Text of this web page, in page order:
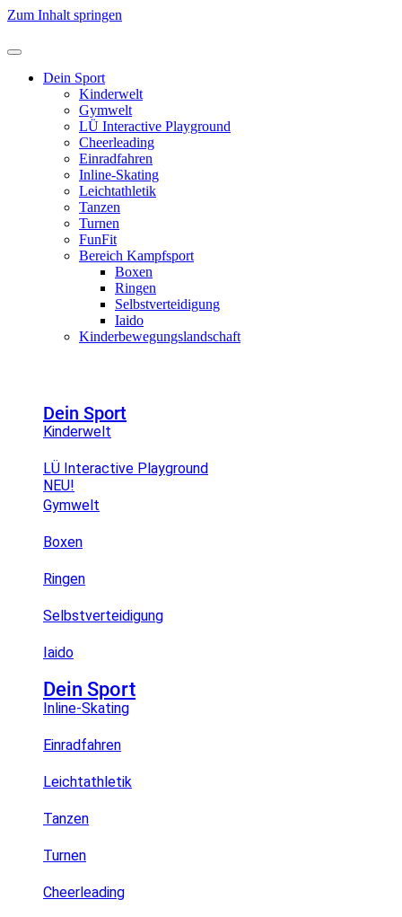
Zum Inhalt springen
Dein Sport
Kinderwelt
Gymwelt
LÜ Interactive Playground
Cheerleading
Einradfahren
Inline-Skating
Leichtathletik
Tanzen
Turnen
FunFit
Bereich Kampfsport
Boxen
Ringen
Selbstverteidigung
Iaido
Kinderbewegungslandschaft
Dein Sport
Kinderwelt
LÜ Interactive Playground
NEU!
Gymwelt
Boxen
Ringen
Selbstverteidigung
Iaido
Dein Sport
Inline-Skating
Einradfahren
Leichtathletik
Tanzen
Turnen
Cheerleading